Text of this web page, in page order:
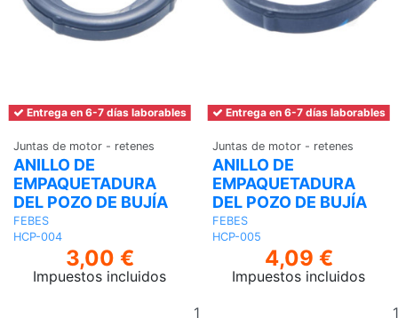
Entrega en 6-7 días laborables
Juntas de motor - retenes
ANILLO DE
EMPAQUETADURA
DEL POZO DE BUJÍA
FEBES
HCP-004
3,00 €
Impuestos incluidos
Entrega en 6-7 días laborables
Juntas de motor - retenes
ANILLO DE
EMPAQUETADURA
DEL POZO DE BUJÍA
FEBES
HCP-005
4,09 €
Impuestos incluidos